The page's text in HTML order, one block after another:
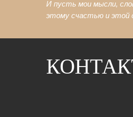
И пусть мои мысли,
этому счастью и этой